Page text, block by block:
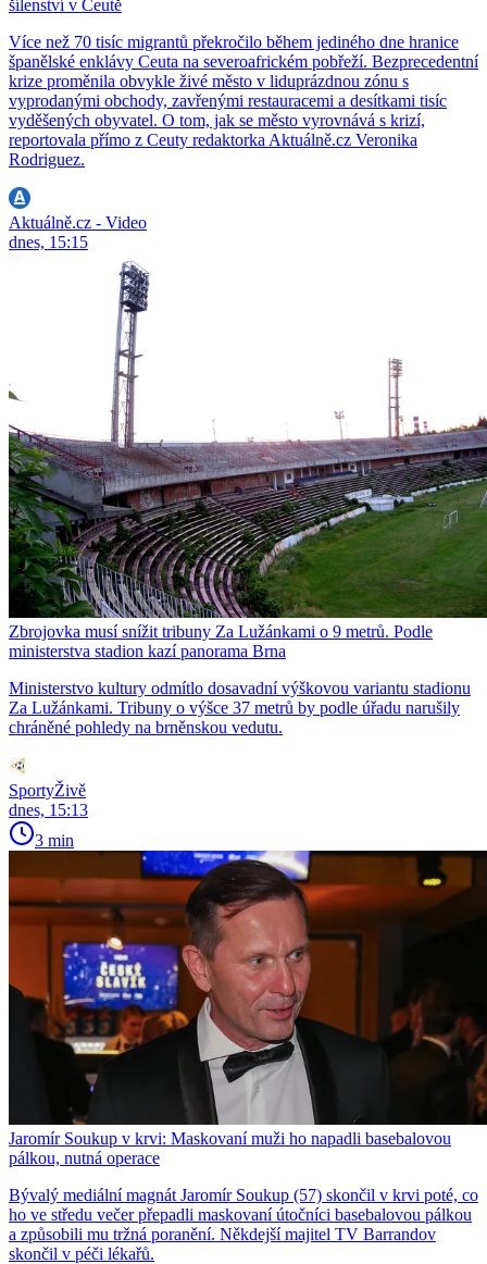
šílenství v Ceutě
Více než 70 tisíc migrantů překročilo během jediného dne hranice
španělské enklávy Ceuta na severoafrickém pobřeží. Bezprecedentní
krize proměnila obvykle živé město v liduprázdnou zónu s
vyprodanými obchody, zavřenými restauracemi a desítkami tisíc
vyděšených obyvatel. O tom, jak se město vyrovnává s krizí,
reportovala přímo z Ceuty redaktorka Aktuálně.cz Veronika
Rodriguez.
Aktuálně.cz - Video
dnes, 15:15
Zbrojovka musí snížit tribuny Za Lužánkami o 9 metrů. Podle
ministerstva stadion kazí panorama Brna
Ministerstvo kultury odmítlo dosavadní výškovou variantu stadionu
Za Lužánkami. Tribuny o výšce 37 metrů by podle úřadu narušily
chráněné pohledy na brněnskou vedutu.
SportyŽivě
dnes, 15:13
3 min
Jaromír Soukup v krvi: Maskovaní muži ho napadli basebalovou
pálkou, nutná operace
Bývalý mediální magnát Jaromír Soukup (57) skončil v krvi poté, co
ho ve středu večer přepadli maskovaní útočníci basebalovou pálkou
a způsobili mu tržná poranění. Někdejší majitel TV Barrandov
skončil v péči lékařů.